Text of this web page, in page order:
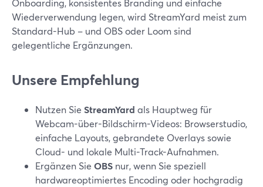
Onboarding, konsistentes Branding und einfache
Wiederverwendung legen, wird StreamYard meist zum
Standard-Hub – und OBS oder Loom sind
gelegentliche Ergänzungen.
Unsere Empfehlung
Nutzen Sie StreamYard als Hauptweg für
Webcam-über-Bildschirm-Videos: Browserstudio,
einfache Layouts, gebrandete Overlays sowie
Cloud- und lokale Multi-Track-Aufnahmen.
Ergänzen Sie OBS nur, wenn Sie speziell
hardwareoptimiertes Encoding oder hochgradig